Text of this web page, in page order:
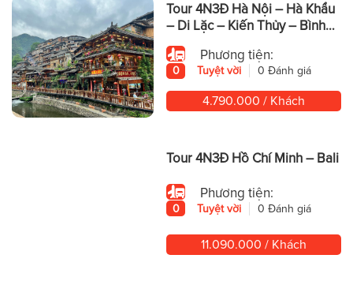
Tour 4N3Đ Hà Nội – Hà Khẩu
– Di Lặc – Kiến Thủy – Bình
Biên – Mông Tự
Phương tiện:
0 Tuyệt vời 0 Đánh giá
4.790.000 / Khách
Tour 4N3Đ Hồ Chí Minh – Bali
Phương tiện:
0 Tuyệt vời 0 Đánh giá
11.090.000 / Khách